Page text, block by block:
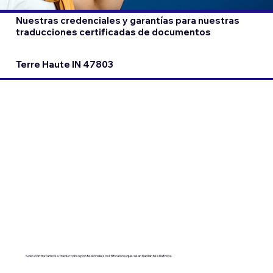
Nuestras credenciales y garantías para nuestras
traducciones certificadas de documentos
Terre Haute IN 47803
Solo contratamos a traductores profesionales certificados que sean hablantes nativos.